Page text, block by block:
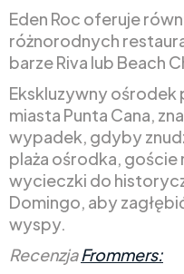
Eden Roc oferuje
różnorodnych
barze Riva lub Beach
Ekskluzywny ośrodek
miasta Punta Cana,
wypadek, gdyby
plaża ośrodka,
wycieczki do
Domingo, aby
wyspy.
RecenzjaFrommers: